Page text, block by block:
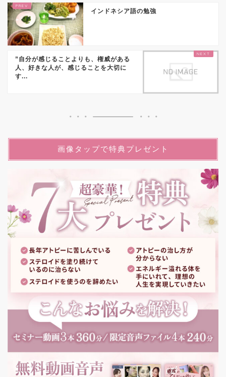
インドネシア語の勉強
”自分が感じることよりも、権威がある
人、好きな人が、感じることを大切に
す...
画像タップで特典プレゼント